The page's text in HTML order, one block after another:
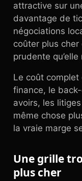
attractive sur
davantage de
négociations
coûter plus cher
prudente
Le coût
finance, le
avoirs, les
même chose
la vraie marge
Une grille
plus cher